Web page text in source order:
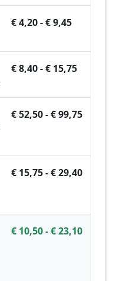
€ 4,20 - € 9,45
€ 8,40 - € 15,75
€ 52,50 - € 99,75
€ 15,75 - € 29,40
€ 10,50 - € 23,10